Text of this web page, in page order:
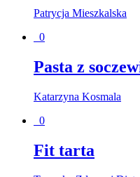
Patrycja Mieszkalska
0
Pasta z
Katarzyna Kosmala
0
Fit tarta